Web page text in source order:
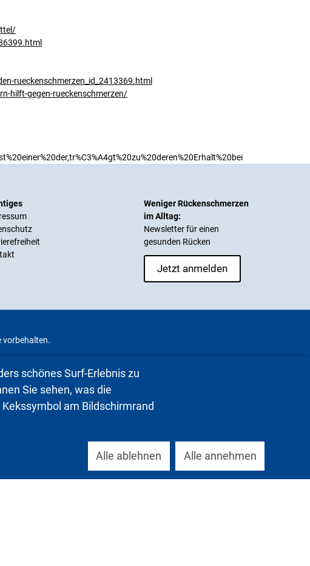
rueckenschmerzen_id_2413369.html
hilft-gegen-rueckenschmerzen/
Weniger Rückenschmerzen
im Alltag:
Newsletter für einen
gesunden Rücken
Jetzt anmelden
vorbehalten.
schönes Surf-Erlebnis zu
Sie sehen, was die
am Bildschirmrand
Alle ablehnen Alle annehmen